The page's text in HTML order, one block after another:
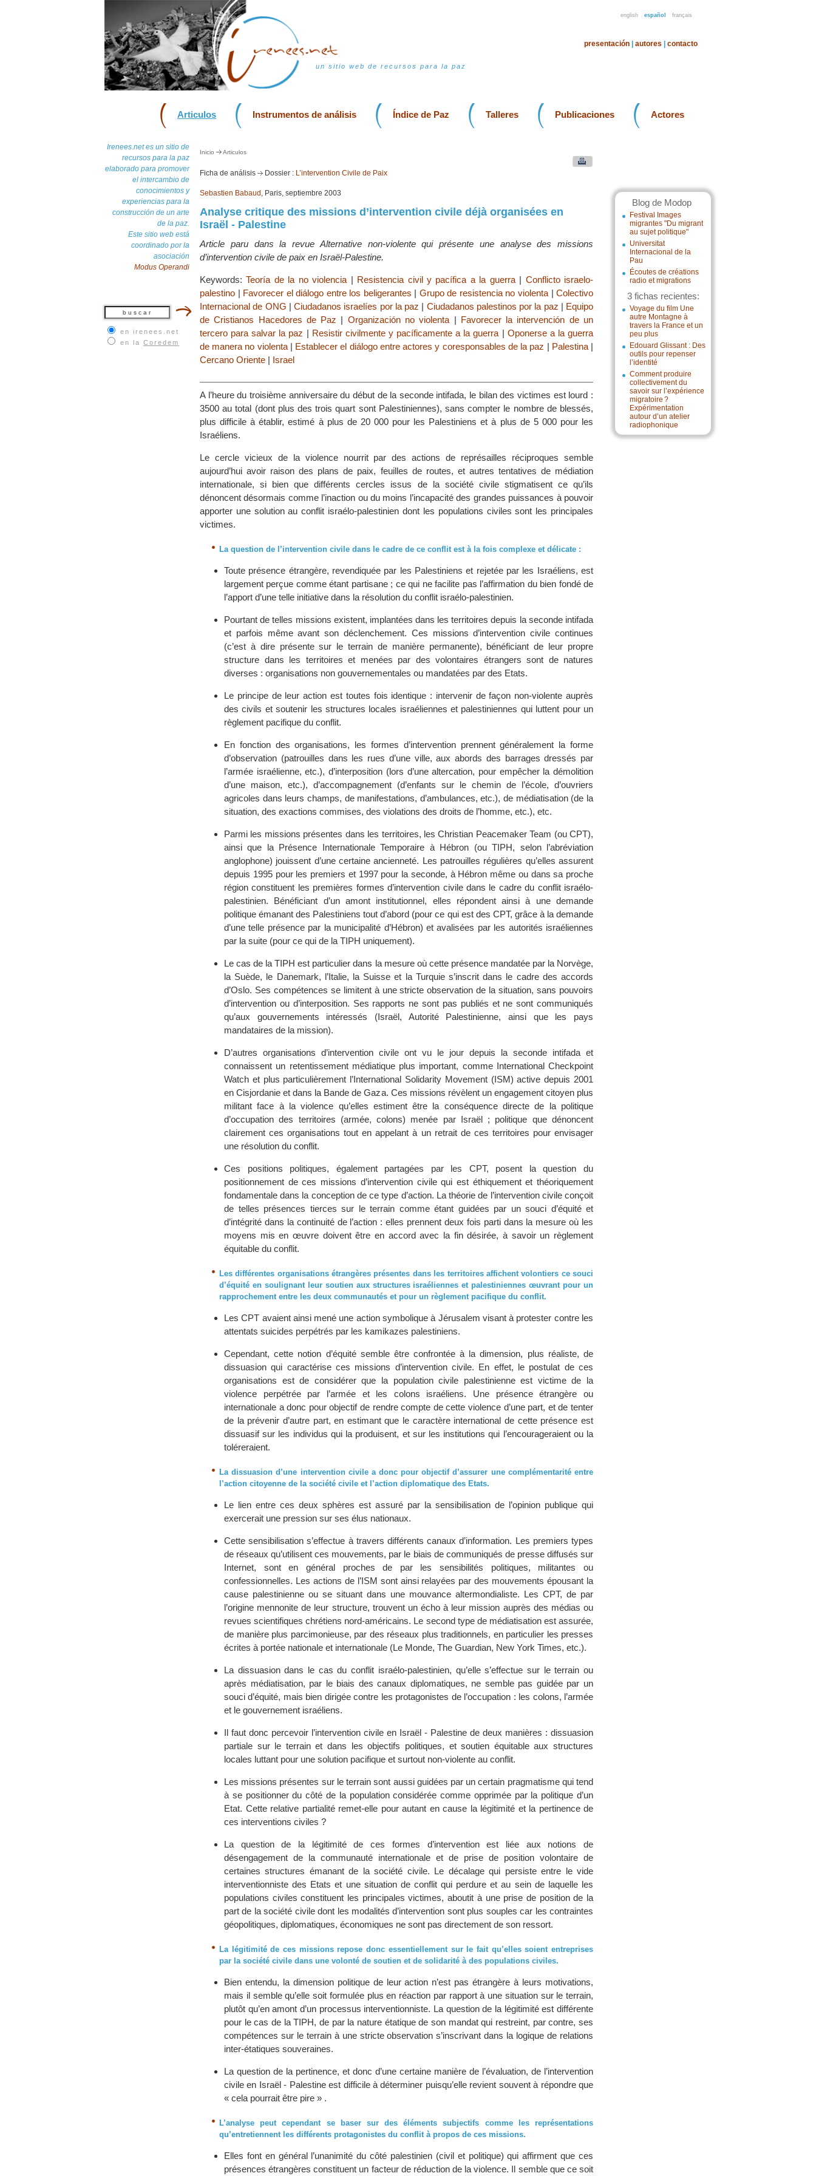
english español français
un sitio web de recursos para la paz
presentación autores contacto
Articulos Instrumentos de análisis Índice de Paz Talleres Publicaciones Actores
Irenees.net es un sitio de
recursos para la paz
elaborado para promover
el intercambio de
conocimientos y
experiencias para la
construcción de un arte
de la paz.
Este sitio web está
coordinado por la
asociación
Modus Operandi
en irenees.net
en la Coredem
Blog de Modop
Festival Images
migrantes "Du migrant
au sujet politique"
Universitat
Internacional de la
Pau
Écoutes de créations
radio et migrations
3 fichas recientes:
Voyage du film Une
autre Montagne à
travers la France et un
peu plus
Edouard Glissant : Des
outils pour repenser
l’identité
Comment produire
collectivement du
savoir sur l’expérience
migratoire ?
Expérimentation
autour d’un atelier
radiophonique
Inicio Articulos
Ficha de análisis Dossier : L’intervention Civile de Paix
Sebastien Babaud , Paris, septiembre 2003
Analyse critique des missions d’intervention civile déjà organisées en
Israël - Palestine
Article paru dans la revue Alternative non-violente qui présente une analyse des missions
d’intervention civile de paix en Israël-Palestine.
Keywords:Teoría de la no violencia | Resistencia civil y pacífica a la guerra| Conflicto israelo-
palestino | Favorecer el diálogo entre los beligerantes | Grupo de resistencia no violenta|Colectivo
Internacional de ONG | Ciudadanos israelíes por la paz | Ciudadanos palestinos por la paz | Equipo
de Cristianos Hacedores de Paz | Organización no violenta | Favorecer la intervención de un
tercero para salvar la paz | Resistir civilmente y pacíficamente a la guerra | Oponerse a la guerra
de manera no violenta| Establecer el diálogo entre actores y coresponsables de la paz | Palestina|
Cercano Oriente | Israel
A l’heure du troisième anniversaire du début de la seconde intifada, le bilan des victimes est lourd :
3500 au total (dont plus des trois quart sont Palestiniennes), sans compter le nombre de blessés,
plus difficile à établir, estimé à plus de 20 000 pour les Palestiniens et à plus de 5 000 pour les
Israéliens.
Le cercle vicieux de la violence nourrit par des actions de représailles réciproques semble
aujourd’hui avoir raison des plans de paix, feuilles de routes, et autres tentatives de médiation
internationale, si bien que différents cercles issus de la société civile stigmatisent ce qu’ils
dénoncent désormais comme l’inaction ou du moins l’incapacité des grandes puissances à pouvoir
apporter une solution au conflit israélo-palestinien dont les populations civiles sont les principales
victimes.
La question de l’intervention civile dans le cadre de ce conflit est à la fois complexe et délicate :
Toute présence étrangère, revendiquée par les Palestiniens et rejetée par les Israéliens, est
largement perçue comme étant partisane ; ce qui ne facilite pas l’affirmation du bien fondé de
l’apport d’une telle initiative dans la résolution du conflit israélo-palestinien.
Pourtant de telles missions existent, implantées dans les territoires depuis la seconde intifada
et parfois même avant son déclenchement. Ces missions d’intervention civile continues
(c’est à dire présente sur le terrain de manière permanente), bénéficiant de leur propre
structure dans les territoires et menées par des volontaires étrangers sont de natures
diverses : organisations non gouvernementales ou mandatées par des Etats.
Le principe de leur action est toutes fois identique : intervenir de façon non-violente auprès
des civils et soutenir les structures locales israéliennes et palestiniennes qui luttent pour un
règlement pacifique du conflit.
En fonction des organisations, les formes d’intervention prennent généralement la forme
d’observation (patrouilles dans les rues d’une ville, aux abords des barrages dressés par
l’armée israélienne, etc.), d’interposition (lors d’une altercation, pour empêcher la démolition
d’une maison, etc.), d’accompagnement (d’enfants sur le chemin de l’école, d’ouvriers
agricoles dans leurs champs, de manifestations, d’ambulances, etc.), de médiatisation (de la
situation, des exactions commises, des violations des droits de l’homme, etc.), etc.
Parmi les missions présentes dans les territoires, les Christian Peacemaker Team (ou CPT),
ainsi que la Présence Internationale Temporaire à Hébron (ou TIPH, selon l’abréviation
anglophone) jouissent d’une certaine ancienneté. Les patrouilles régulières qu’elles assurent
depuis 1995 pour les premiers et 1997 pour la seconde, à Hébron même ou dans sa proche
région constituent les premières formes d’intervention civile dans le cadre du conflit israélo-
palestinien. Bénéficiant d’un amont institutionnel, elles répondent ainsi à une demande
politique émanant des Palestiniens tout d’abord (pour ce qui est des CPT, grâce à la demande
d’une telle présence par la municipalité d’Hébron) et avalisées par les autorités israéliennes
par la suite (pour ce qui de la TIPH uniquement).
Le cas de la TIPH est particulier dans la mesure où cette présence mandatée par la Norvège,
la Suède, le Danemark, l’Italie, la Suisse et la Turquie s’inscrit dans le cadre des accords
d’Oslo. Ses compétences se limitent à une stricte observation de la situation, sans pouvoirs
d’intervention ou d’interposition. Ses rapports ne sont pas publiés et ne sont communiqués
qu’aux gouvernements intéressés (Israël, Autorité Palestinienne, ainsi que les pays
mandataires de la mission).
D’autres organisations d’intervention civile ont vu le jour depuis la seconde intifada et
connaissent un retentissement médiatique plus important, comme International Checkpoint
Watch et plus particulièrement l’International Solidarity Movement (ISM) active depuis 2001
en Cisjordanie et dans la Bande de Gaza. Ces missions révèlent un engagement citoyen plus
militant face à la violence qu’elles estiment être la conséquence directe de la politique
d’occupation des territoires (armée, colons) menée par Israël ; politique que dénoncent
clairement ces organisations tout en appelant à un retrait de ces territoires pour envisager
une résolution du conflit.
Ces positions politiques, également partagées par les CPT, posent la question du
positionnement de ces missions d’intervention civile qui est éthiquement et théoriquement
fondamentale dans la conception de ce type d’action. La théorie de l’intervention civile conçoit
de telles présences tierces sur le terrain comme étant guidées par un souci d’équité et
d’intégrité dans la continuité de l’action : elles prennent deux fois parti dans la mesure où les
moyens mis en œuvre doivent être en accord avec la fin désirée, à savoir un règlement
équitable du conflit.
Les différentes organisations étrangères présentes dans les territoires affichent volontiers ce souci
d’équité en soulignant leur soutien aux structures israéliennes et palestiniennes œuvrant pour un
rapprochement entre les deux communautés et pour un règlement pacifique du conflit.
Les CPT avaient ainsi mené une action symbolique à Jérusalem visant à protester contre les
attentats suicides perpétrés par les kamikazes palestiniens.
Cependant, cette notion d’équité semble être confrontée à la dimension, plus réaliste, de
dissuasion qui caractérise ces missions d’intervention civile. En effet, le postulat de ces
organisations est de considérer que la population civile palestinienne est victime de la
violence perpétrée par l’armée et les colons israéliens. Une présence étrangère ou
internationale a donc pour objectif de rendre compte de cette violence d’une part, et de tenter
de la prévenir d’autre part, en estimant que le caractère international de cette présence est
dissuasif sur les individus qui la produisent, et sur les institutions qui l’encourageraient ou la
toléreraient.
La dissuasion d’une intervention civile a donc pour objectif d’assurer une complémentarité entre
l’action citoyenne de la société civile et l’action diplomatique des Etats.
Le lien entre ces deux sphères est assuré par la sensibilisation de l’opinion publique qui
exercerait une pression sur ses élus nationaux.
Cette sensibilisation s’effectue à travers différents canaux d’information. Les premiers types
de réseaux qu’utilisent ces mouvements, par le biais de communiqués de presse diffusés sur
Internet, sont en général proches de par les sensibilités politiques, militantes ou
confessionnelles. Les actions de l’ISM sont ainsi relayées par des mouvements épousant la
cause palestinienne ou se situant dans une mouvance altermondialiste. Les CPT, de par
l’origine mennonite de leur structure, trouvent un écho à leur mission auprès des médias ou
revues scientifiques chrétiens nord-américains. Le second type de médiatisation est assurée,
de manière plus parcimonieuse, par des réseaux plus traditionnels, en particulier les presses
écrites à portée nationale et internationale (Le Monde, The Guardian, New York Times, etc.).
La dissuasion dans le cas du conflit israélo-palestinien, qu’elle s’effectue sur le terrain ou
après médiatisation, par le biais des canaux diplomatiques, ne semble pas guidée par un
souci d’équité, mais bien dirigée contre les protagonistes de l’occupation : les colons, l’armée
et le gouvernement israéliens.
Il faut donc percevoir l’intervention civile en Israël - Palestine de deux manières : dissuasion
partiale sur le terrain et dans les objectifs politiques, et soutien équitable aux structures
locales luttant pour une solution pacifique et surtout non-violente au conflit.
Les missions présentes sur le terrain sont aussi guidées par un certain pragmatisme qui tend
à se positionner du côté de la population considérée comme opprimée par la politique d’un
Etat. Cette relative partialité remet-elle pour autant en cause la légitimité et la pertinence de
ces interventions civiles ?
La question de la légitimité de ces formes d’intervention est liée aux notions de
désengagement de la communauté internationale et de prise de position volontaire de
certaines structures émanant de la société civile. Le décalage qui persiste entre le vide
interventionniste des Etats et une situation de conflit qui perdure et au sein de laquelle les
populations civiles constituent les principales victimes, aboutit à une prise de position de la
part de la société civile dont les modalités d’intervention sont plus souples car les contraintes
géopolitiques, diplomatiques, économiques ne sont pas directement de son ressort.
La légitimité de ces missions repose donc essentiellement sur le fait qu’elles soient entreprises
par la société civile dans une volonté de soutien et de solidarité à des populations civiles.
Bien entendu, la dimension politique de leur action n’est pas étrangère à leurs motivations,
mais il semble qu’elle soit formulée plus en réaction par rapport à une situation sur le terrain,
plutôt qu’en amont d’un processus interventionniste. La question de la légitimité est différente
pour le cas de la TIPH, de par la nature étatique de son mandat qui restreint, par contre, ses
compétences sur le terrain à une stricte observation s’inscrivant dans la logique de relations
inter-étatiques souveraines.
La question de la pertinence, et donc d’une certaine manière de l’évaluation, de l’intervention
civile en Israël - Palestine est difficile à déterminer puisqu’elle revient souvent à répondre que
« cela pourrait être pire » .
L’analyse peut cependant se baser sur des éléments subjectifs comme les représentations
qu’entretiennent les différents protagonistes du conflit à propos de ces missions.
Elles font en général l’unanimité du côté palestinien (civil et politique) qui affirment que ces
présences étrangères constituent un facteur de réduction de la violence. Il semble que ce soit